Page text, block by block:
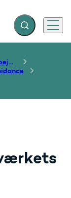
Fold søgefelt ud
Menu
Internationalt samarbejde om uddannelse